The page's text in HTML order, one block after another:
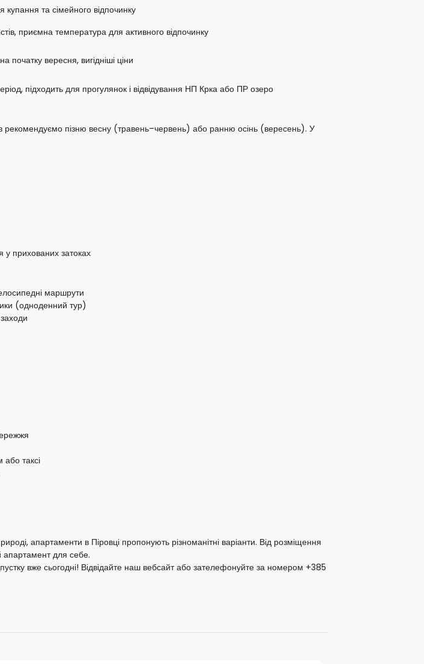
купання та сімейного відпочинку
приємна температура для активного відпочинку
початку вересня, вигідніші ціни
підходить для прогулянок і відвідування НП Крка або ПР озеро
рекомендуємо пізню весну (травень–червень) або ранню осінь (вересень). У
у прихованих затоках
маршрути
(одноденний тур)
таксі
апартаменти в Піровці пропонують різноманітні варіанти. Від розміщення
апартамент для себе.
вже сьогодні! Відвідайте наш вебсайт або зателефонуйте за номером +385